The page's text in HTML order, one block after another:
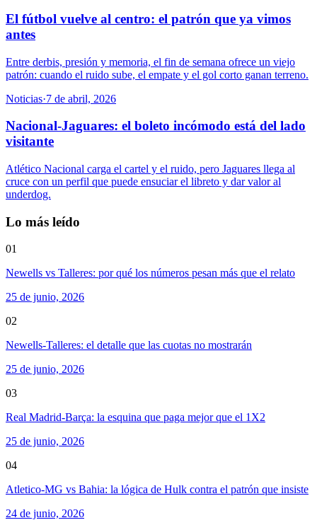
El fútbol vuelve al centro: el patrón que ya vimos
antes
Entre derbis, presión y memoria, el fin de semana ofrece un viejo
patrón: cuando el ruido sube, el empate y el gol corto ganan terreno.
Noticias·7 de abril, 2026
Nacional-Jaguares: el boleto incómodo está del lado
visitante
Atlético Nacional carga el cartel y el ruido, pero Jaguares llega al
cruce con un perfil que puede ensuciar el libreto y dar valor al
underdog.
Lo más leído
01
Newells vs Talleres: por qué los números pesan más que el relato
25 de junio, 2026
02
Newells-Talleres: el detalle que las cuotas no mostrarán
25 de junio, 2026
03
Real Madrid-Barça: la esquina que paga mejor que el 1X2
25 de junio, 2026
04
Atletico-MG vs Bahia: la lógica de Hulk contra el patrón que insiste
24 de junio, 2026